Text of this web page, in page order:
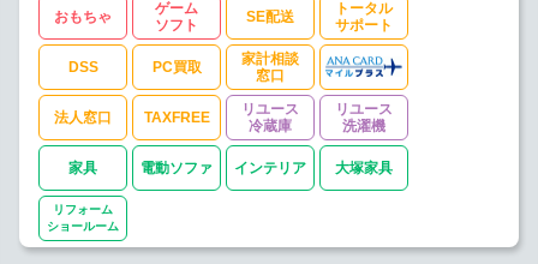
おもちゃ
ゲーム
ソフト
SE配送
トータル
サポート
DSS PC買取
家計相談
窓口
法人窓口 TAXFREE
リユース
冷蔵庫
リユース
洗濯機
家具 電動ソファ インテリア 大塚家具
リフォーム
ショールーム